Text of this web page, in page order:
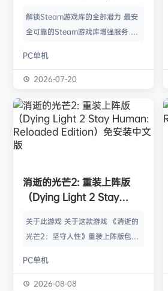
欢迎沉*****松 加入本站
欢迎兔**** 加入本站
解锁Steam游戏库的全部潜力 最安
全可靠的Steam游戏库增强服务 工
修改任何steam设置、安全可靠、
可入库游戏总数 94000+、无视已
机。 无需为每一款游戏单独付费，
只需支付一次工具费用或订阅费，即
可永久访问工具库内的成千上万款游
无压力地尝试各种类型的游戏。操
作…
PC单机
2026-07-20
消逝的光芒2: 重装上阵版
（Dying Light 2 Stay
Edition）免安装中文版
关于此游戏 关于这款游戏 《消逝的
光芒2：坚守人性》重装上阵版包
《消逝的光芒2：坚守人性》猩红纽
带DLC 距离第一部游戏的故事已经
PC单机
2026-08-08